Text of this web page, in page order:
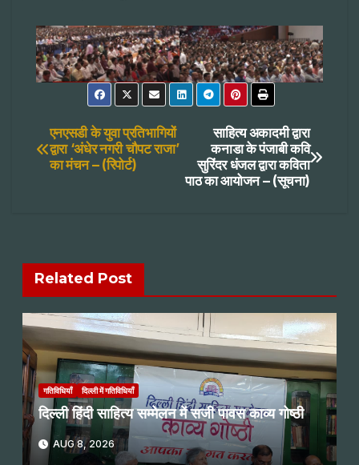
Post
navigation
साहित्य अकादमी द्वारा
कनाडा के पंजाबी कवि
सुरिंदर धंजल द्वारा कविता
पाठ का आयोजन – (सूचना)
एनएसडी के युवा प्रतिभागियों
द्वारा ‘अंधेर नगरी चौपट राजा’
का मंचन – (रिपोर्ट)
Related Post
गतिविधियाँ दिल्ली में गतिविधियाँ
दिल्ली हिंदी साहित्य सम्मेलन में सजी पावस काव्य गोष्ठी
AUG 8, 2026